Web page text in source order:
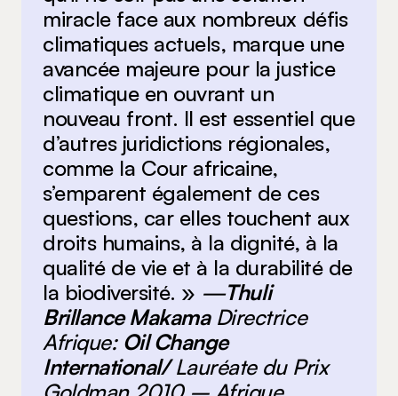
miracle face aux nombreux défis
climatiques actuels, marque une
avancée majeure pour la justice
climatique en ouvrant un
nouveau front. Il est essentiel que
d’autres juridictions régionales,
comme la Cour africaine,
s’emparent également de ces
questions, car elles touchent aux
droits humains, à la dignité, à la
qualité de vie et à la durabilité de
la biodiversité. » —Thuli
Brillance MakamaDirectrice
Afrique: Oil Change
International/Lauréate du Prix